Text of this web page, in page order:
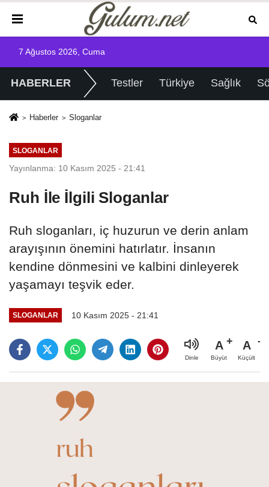
7 Ağustos 2026, Cuma
HABERLER Testler Türkiye Sağlık
Haberler Sloganlar
SLOGANLAR
Yayınlanma: 10 Kasım 2025 - 21:41
Ruh İle İlgili Sloganlar
Ruh sloganları, iç huzurun ve derin anlam
arayışının önemini hatırlatır. İnsanın
kendine dönmesini ve kalbini dinleyerek
yaşamayı teşvik eder.
SLOGANLAR 10 Kasım 2025 - 21:41
Dinle
A
Büyüt
A
Küçült